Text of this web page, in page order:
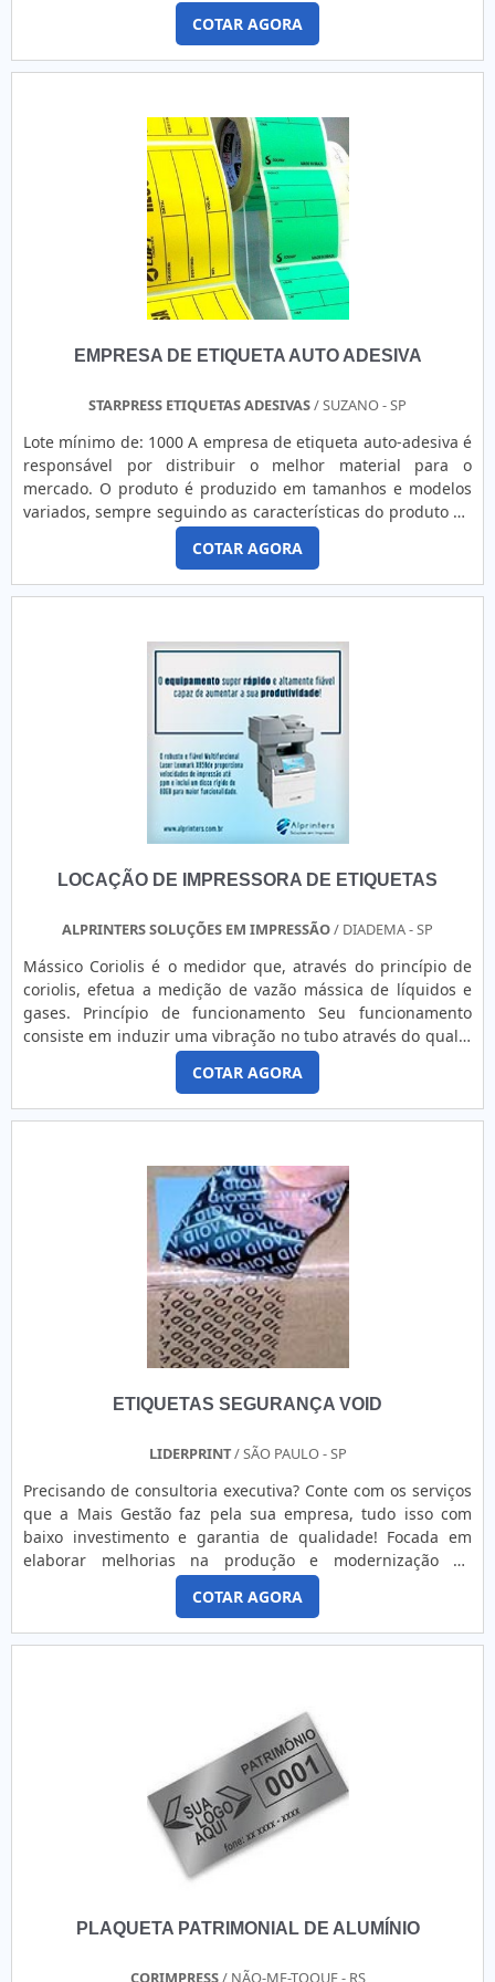
tipo de película plástica toda revestida com tinta que
transfere as informações para o suporte assim que passa
pela cabeça térmica e recebe aquecimento. O ribbon tem
um lado coberto de silicone e outro lado coberto de tinta.
silicone ajuda o calor a ser dissipado. Eles são bastante
usados para a impressão de código de barras e, sobretudo,
de etiquetas, uma vez que ajudam a economizar materiais,
tendo ainda um baixo custo. É importante mencionar que o
ribbon é fabricado em configurações distintas, para
diferentes finalidades e para cada tipo de impressora. Ou
seja, ele vai variar em: entintamento externo ou interno;
tipos de tinta (resina, cera ou misto); medidas (largura do
rolo, comprimento do ribbon, diâmetro do tubete);
COTAR AGORA
EMPRESA DE ETIQUETA AUTO ADESIVA
STARPRESS ETIQUETAS ADESIVAS/ SUZANO - SP
Lote mínimo de: 1000 A empresa de etiqueta auto-adesiva é
responsável por distribuir o melhor material para o
mercado. O produto é produzido em tamanhos e modelos
variados, sempre seguindo as características do produto do
cliente, sua embalagem, estratégia de comunicação com o
público, entre outros detalhes.INFORMAÇÕES
FUNDAMENTAIS SOBRE O PRODUTOUma etiqueta também
pode ser utilizada em impressoras que trabalham no
contratada pode trabal.
COTAR AGORA
LOCAÇÃO DE IMPRESSORA DE ETIQUETAS
ALPRINTERS SOLUÇÕES EM IMPRESSÃO/ DIADEMA - SP
Mássico Coriolis é o medidor que, através do princípio de
coriolis, efetua a medição de vazão mássica de líquidos e
gases. Princípio de funcionamento Seu funcionamento
consiste em induzir uma vibração no tubo através do qual o
circular, proporciona o referencial em rotação, que dá
origem ao efeito de Coriolis. Embora métodos específicos
possam variar de acordo com o projeto do medidor,....
COTAR AGORA
ETIQUETAS SEGURANÇA VOID
LIDERPRINT/ SÃO PAULO - SP
Precisando de consultoria executiva? Conte com os serviços
que a Mais Gestão faz pela sua empresa, tudo isso com
baixo investimento e garantia de qualidade! Focada em
elaborar melhorias na produção e modernização da
empresa, a Mais Gestão presta serviços de consultoria
executiva, para os empreendedores que necessitam de um
trabalho com a mais alta qualidade. Os analistas da Mais
Gestão são profissionais preparados para resolver
COTAR AGORA
PLAQUETA PATRIMONIAL DE ALUMÍNIO
CORIMPRESS/ NÃO-ME-TOQUE - RS